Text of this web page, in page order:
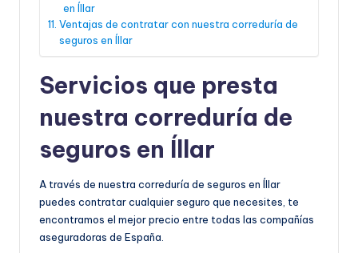
en Íllar
Ventajas de contratar con nuestra correduría de
seguros en Íllar
Servicios que presta
nuestra correduría de
seguros en Íllar
A través de nuestra correduría de seguros en Íllar
puedes contratar cualquier seguro que necesites, te
encontramos el mejor precio entre todas las compañías
aseguradoras de España.